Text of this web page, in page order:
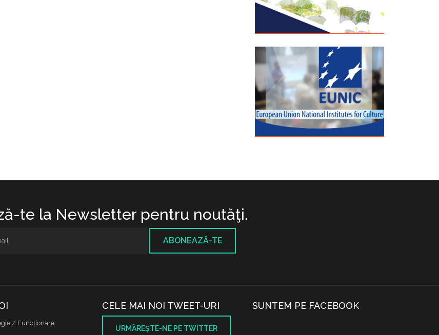
te la Newsletter pentru noutăţi.
ABONEAZĂ-TE
/ Funcţionare
CELE MAI NOI TWEET-URI
URMĂREŞTE-NE PE TWITTER
SUNTEM PE FACEBOOK